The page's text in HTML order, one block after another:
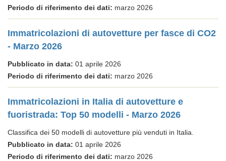
Periodo di riferimento dei dati: marzo 2026
Immatricolazioni di autovetture per fasce di CO2
- Marzo 2026
Pubblicato in data: 01 aprile 2026
Periodo di riferimento dei dati: marzo 2026
Immatricolazioni in Italia di autovetture e
fuoristrada: Top 50 modelli - Marzo 2026
Classifica dei 50 modelli di autovetture più venduti in Italia.
Pubblicato in data: 01 aprile 2026
Periodo di riferimento dei dati: marzo 2026